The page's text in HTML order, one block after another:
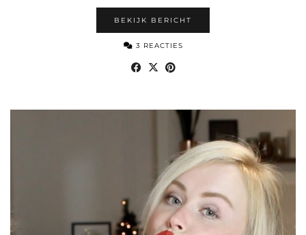
BEKIJK BERICHT
3 REACTIES